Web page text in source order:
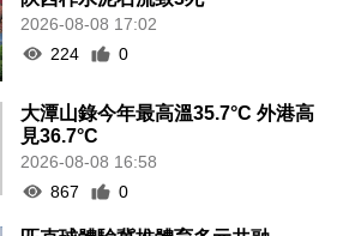
2026-08-08 17:02
224
0
大潭山錄今年最高溫35.7°C 外港高
見36.7°C
2026-08-08 16:58
867
0